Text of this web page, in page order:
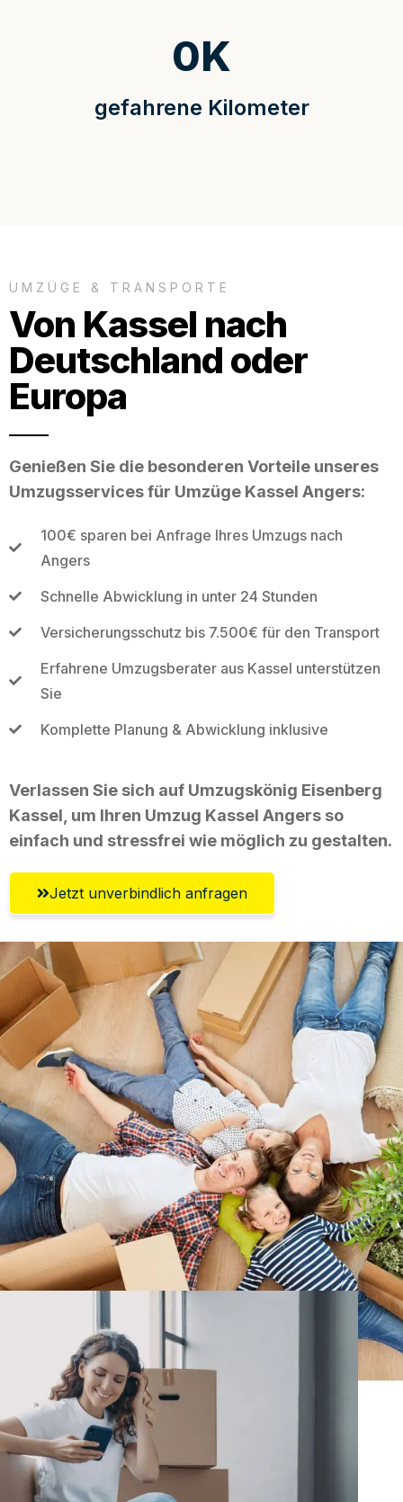
gefahrene Kilometer
0K
UMZÜGE & TRANSPORTE
Von Kassel nach
Deutschland oder
Europa
Genießen Sie die besonderen Vorteile unseres
Umzugsservices für Umzüge Kassel Angers:
100€ sparen bei Anfrage Ihres Umzugs nach
Angers
Schnelle Abwicklung in unter 24 Stunden
Versicherungsschutz bis 7.500€ für den Transport
Erfahrene Umzugsberater aus Kassel unterstützen
Sie
Komplette Planung & Abwicklung inklusive
Verlassen Sie sich auf Umzugskönig Eisenberg
Kassel, um Ihren Umzug Kassel Angers so
einfach und stressfrei wie möglich zu gestalten.
Jetzt unverbindlich anfragen